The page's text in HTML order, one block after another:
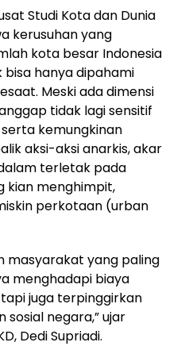
Studi Kota dan Dunia
kerusuhan yang
kota besar Indonesia
hanya dipahami
Meski ada dimensi
tidak lagi sensitif
kemungkinan
aksi-aksi anarkis, akar
terletak pada
kian menghimpit,
perkotaan (urban
masyarakat yang paling
menghadapi biaya
juga terpinggirkan
negara,” ujar
Dedi Supriadi.